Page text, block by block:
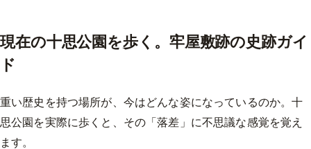
現在の十思公園を歩く。牢屋敷跡の史跡ガイ
ド
重い歴史を持つ場所が、今はどんな姿になっているのか。十
思公園を実際に歩くと、その「落差」に不思議な感覚を覚え
ます。